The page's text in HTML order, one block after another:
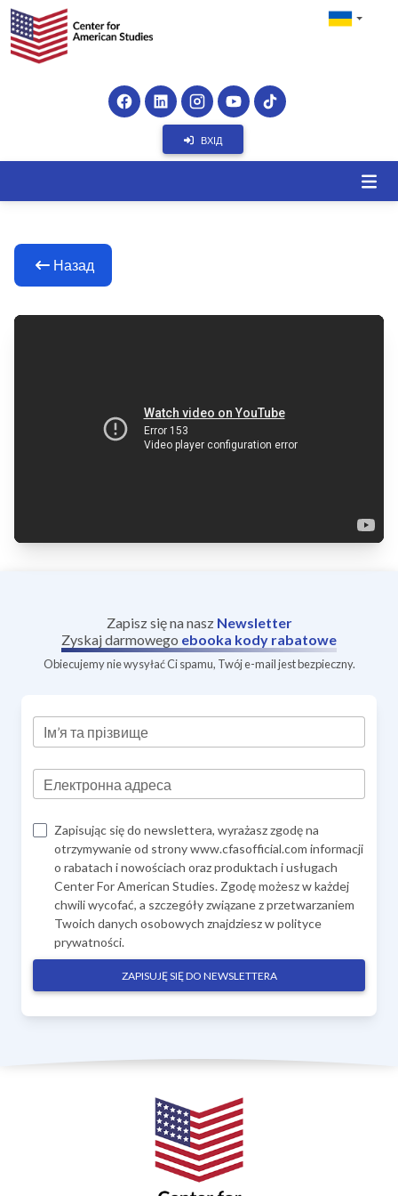
ВХІД
Назад
Zapisz się na nasz Newsletter
Zyskaj darmowego ebooka kody rabatowe
Obiecujemy nie wysyłać Ci spamu, Twój e-mail jest bezpieczny.
Ім’я та прізвище
Електронна адреса
Zapisując się do newslettera, wyrażasz zgodę na
otrzymywanie od strony www.cfasofficial.com informacji
o rabatach i nowościach oraz produktach i usługach
Center For American Studies. Zgodę możesz w każdej
chwili wycofać, a szczegóły związane z przetwarzaniem
Twoich danych osobowych znajdziesz wpolityce
prywatności.
ZAPISUJĘ SIĘ DO NEWSLETTERA